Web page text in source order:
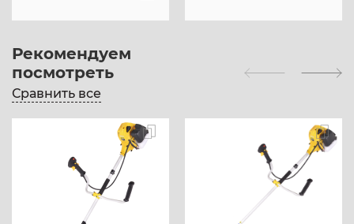
Рекомендуем
посмотреть
Сравнить все